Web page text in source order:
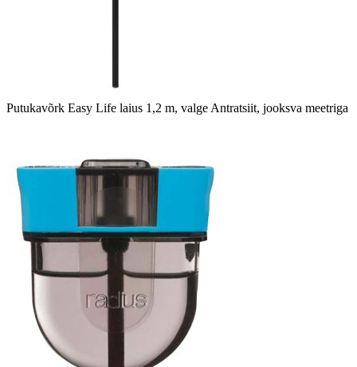
Putukavõrk Easy Life laius 1,2 m, valge Antratsiit, jooksva meetriga